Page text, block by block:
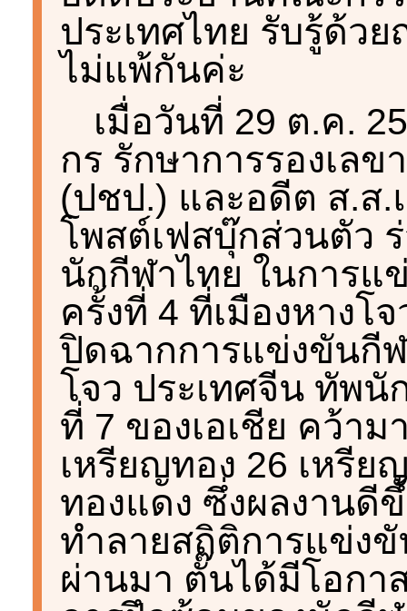
ประเทศไทย รับรู้ด้ว
ไม่แพ้กันค่ะ
เมื่อวันที่ 29 ต.ค.
กร รักษาการรองเล
(ปชป.) และอดีต ส.ส
โพสต์เฟสบุ๊กส่วนตัว
นักกีฬาไทย ในการแ
ครั้งที่ 4 ที่เมืองหางโ
ปิดฉากการแข่งขันกีฬ
โจว ประเทศจีน ทัพ
ที่ 7 ของเอเชีย คว้าม
เหรียญทอง 26 เหรีย
ทองแดง ซึ่งผลงานดี
ทำลายสถิติการแข่ง
ผ่านมา ตั๊นได้มีโอกา